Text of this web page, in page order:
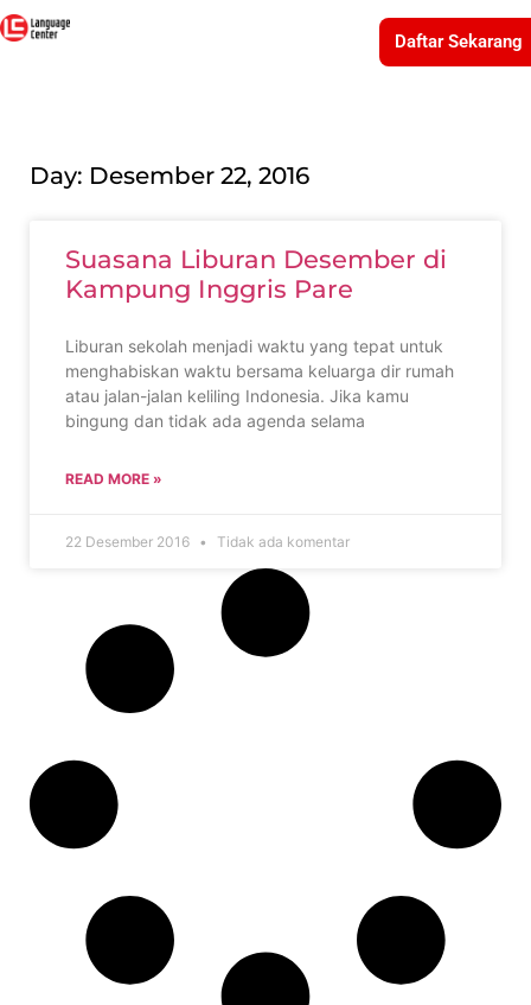
Daftar Sekarang
Day: Desember 22, 2016
Suasana Liburan Desember di
Kampung Inggris Pare
Liburan sekolah menjadi waktu yang tepat untuk
menghabiskan waktu bersama keluarga dir rumah
atau jalan-jalan keliling Indonesia. Jika kamu
bingung dan tidak ada agenda selama
READ MORE »
22 Desember 2016 Tidak ada komentar